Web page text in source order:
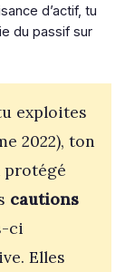
d’actif, tu
du passif sur
exploites
2022), ton
cautions
ci
Elles